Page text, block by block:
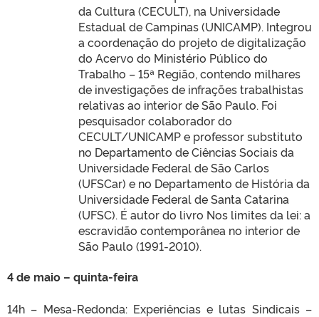
da Cultura (CECULT), na Universidade
Estadual de Campinas (UNICAMP). Integrou
a coordenação do projeto de digitalização
do Acervo do Ministério Público do
Trabalho – 15ª Região, contendo milhares
de investigações de infrações trabalhistas
relativas ao interior de São Paulo. Foi
pesquisador colaborador do
CECULT/UNICAMP e professor substituto
no Departamento de Ciências Sociais da
Universidade Federal de São Carlos
(UFSCar) e no Departamento de História da
Universidade Federal de Santa Catarina
(UFSC). É autor do livro Nos limites da lei: a
escravidão contemporânea no interior de
São Paulo (1991-2010).
4 de maio – quinta-feira
14h – Mesa-Redonda: Experiências e lutas Sindicais –